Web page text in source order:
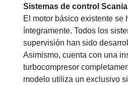
Sistemas de control Scania
El motor básico existente se
íntegramente. Todos los
supervisión han sido
Asimismo, cuenta con una
turbocompresor
modelo utiliza un exclusivo